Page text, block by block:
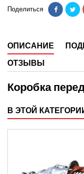
Поделиться
ОПИСАНИЕ
ОТЗЫВЫ
Коробка
В ЭТОЙ